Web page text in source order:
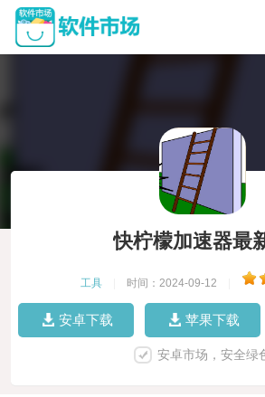
快柠檬加速器最
工具 时间：2024-09-12
安卓下载 苹果下载
安卓市场，安全绿